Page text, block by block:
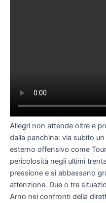
Allegri non attende oltre e
dalla panchina: via subito
esterno offensivo come
pericolosità negli ultimi
pressione e si abbassano
attenzione. Due o tre
Arno nei confronti della